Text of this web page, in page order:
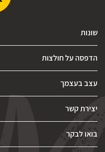
שונות
הדפסה על חולצות
עצב בעצמך
יצירת קשר
בואו לבקר